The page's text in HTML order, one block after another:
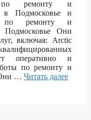
по ремонту и
в Подмосковье и
по ремонту и
Подмосковье Они
включая: Arctic
оперативно и
по ремонту и
… Читать далее